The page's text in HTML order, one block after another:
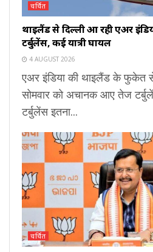
चर्चित
थाइलैंड से दिल्ली आ रही एअर
टर्बुलेंस, कई यात्री घायल
4 AUGUST 2026
एअर इंडिया की थाइलैंड के फुकेत
सोमवार को अचानक आए तेज
टर्बुलेंस इतना...
चर्चित